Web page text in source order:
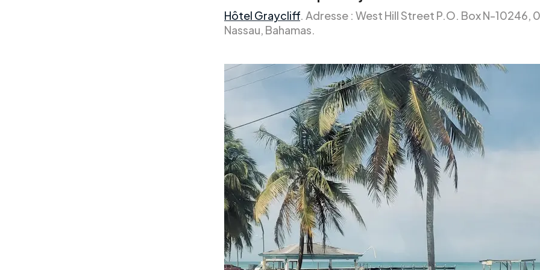
Hôtel Graycliff. Adresse : West Hill Street P.O. Box N-10246,
Nassau, Bahamas.